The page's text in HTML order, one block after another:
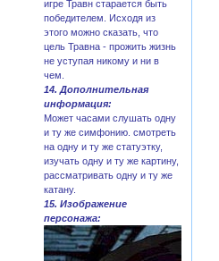
игре Травн старается быть
победителем. Исходя из
этого можно сказать, что
цель Травна - прожить жизнь
не уступая никому и ни в
чем.
14. Дополнительная
информация:
Может часами слушать одну
и ту же симфонию. смотреть
на одну и ту же статуэтку,
изучать одну и ту же картину,
рассматривать одну и ту же
катану.
15. Изображение
персонажа: